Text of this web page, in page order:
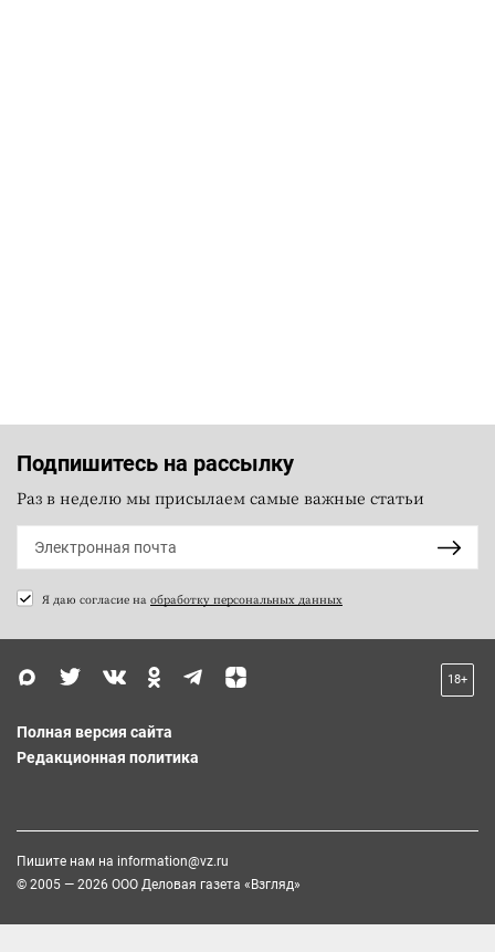
Подпишитесь на рассылку
Раз в неделю мы присылаем самые важные статьи
Я даю согласие на обработку персональных данных
18+
Полная версия сайта
Редакционная политика
Пишите нам на information@vz.ru
© 2005 — 2026 ООО Деловая газета «Взгляд»